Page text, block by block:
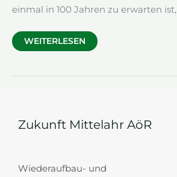
einmal in 100 Jahren zu erwarten ist,
ÜBERSCHWEMMUNGSGEBIET
WEITERLESEN
Zukunft Mittelahr AöR
Wiederaufbau- und